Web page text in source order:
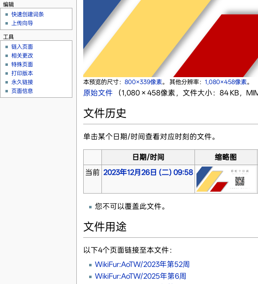
本预览的尺寸： 800×339像素。 其他分辨率： 1,080×458像素。
原始文件‎ （1,080 × 458像素，文件大小：84 KB，
文件历史
单击某个日期/时间查看对应时刻的文件。
日期/时间 缩略图
当前 2023年12月26日 (二) 09:58
您不可以覆盖此文件。
文件用途
以下4个页面链接至本文件：
WikiFur:AoTW/2023年第52周
WikiFur:AoTW/2025年第6周
编辑
快速创建词条
上传向导
工具
链入页面
相关更改
特殊页面
打印版本
永久链接
页面信息